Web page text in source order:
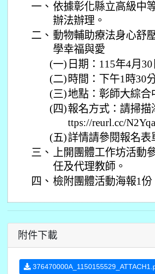
一、 依據彰化縣立高級中
辦法辦理。
二、 動物輔助療法身心舒
學幸福與愛
(一) 日期：115年4月
(二) 時間：下午1時30
(三)地點：彰師大綜合
(四)報名方式：請掃描
ttps://reurl.cc/
(五)詳情請參閱報名表
三、
上開團體工作坊活動
任及代理教師。
四、 檢附團體活動海報1份
附件下載